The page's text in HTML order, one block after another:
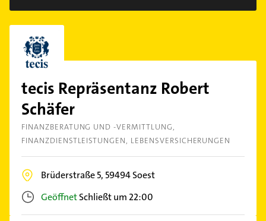
tecis Repräsentanz Robert
Schäfer
FINANZBERATUNG UND -VERMITTLUNG
FINANZDIENSTLEISTUNGEN
LEBENSVERSICHERUNGEN
Brüderstraße 5, 59494Soest
GeöffnetSchließt um 22:00